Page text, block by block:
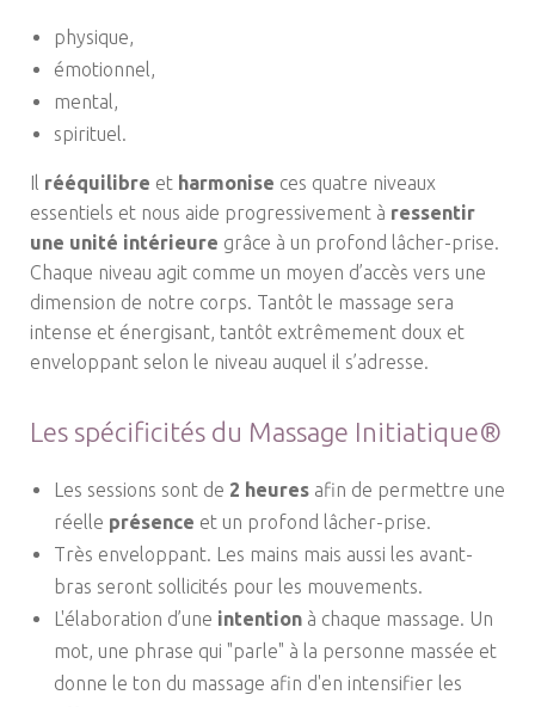
physique,
émotionnel,
mental,
spirituel.
Il rééquilibre et harmonise ces quatre niveaux
essentiels et nous aide progressivement à ressentir
une unité intérieure grâce à un profond lâcher-prise.
Chaque niveau agit comme un moyen d’accès vers une
dimension de notre corps. Tantôt le massage sera
intense et énergisant, tantôt extrêmement doux et
enveloppant selon le niveau auquel il s’adresse.
Les spécificités du Massage Initiatique®
Les sessions sont de 2 heures afin de permettre une
réelle présence et un profond lâcher-prise.
Très enveloppant. Les mains mais aussi les avant-
bras seront sollicités pour les mouvements.
L'élaboration d’une intention à chaque massage. Un
mot, une phrase qui "parle" à la personne massée et
donne le ton du massage afin d'en intensifier les